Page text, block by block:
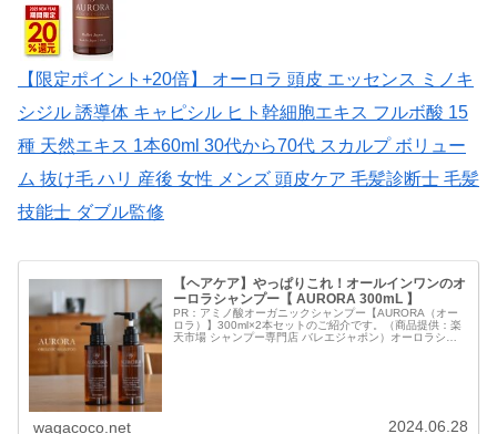
【限定ポイント+20倍】 オーロラ 頭皮 エッセンス ミノキ
シジル 誘導体 キャピシル ヒト幹細胞エキス フルボ酸 15
種 天然エキス 1本60ml 30代から70代 スカルプ ボリュー
ム 抜け毛 ハリ 産後 女性 メンズ 頭皮ケア 毛髪診断士 毛髪
技能士 ダブル監修
【ヘアケア】やっぱりこれ！オールインワンのオ
ーロラシャンプー【 AURORA 300mL 】
PR：アミノ酸オーガニックシャンプー【AURORA（オー
ロラ）】300ml×2本セットのご紹介です。（商品提供：楽
天市場 シャンプー専門店 バレエジャポン）オーロラシャ
wagacoco.net 2024.06.28